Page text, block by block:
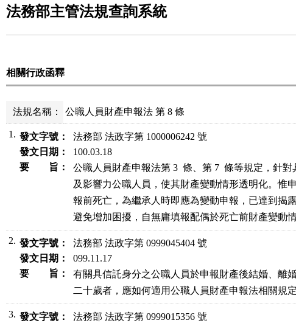
法務部主管法規查詢系統
相關行政函釋
法規名稱： 公職人員財產申報法 第 8 條
1. 發文字號：
法務部 法政字第 1000006242 號
發文日期：
100.03.18
要 旨：
公職人員財產申報法第 3  條、第 7  條等規定，針
及影響力公職人員，使其財產變動情形透明化。惟
報前死亡，為繼承人時即應為變動申報，已達到揭
避免增加困擾，自無庸填報配偶於死亡前財產變動
2. 發文字號：
法務部 法政字第 0999045404 號
發文日期：
099.11.17
要 旨：
有關具信託身分之公職人員於申報財產後結婚、離
二十歲者，應如何適用公職人員財產申報法相關規
3. 發文字號：
法務部 法政字第 0999015356 號